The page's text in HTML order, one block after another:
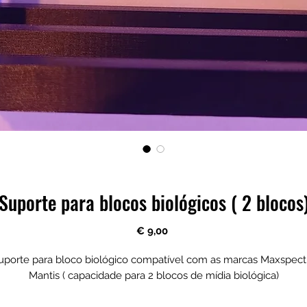
para blocos biológicos ( 2
€ 9,00Preço
para bloco biológico compatível com as marcas
Mantis ( capacidade para 2 blocos de mídia biológica)